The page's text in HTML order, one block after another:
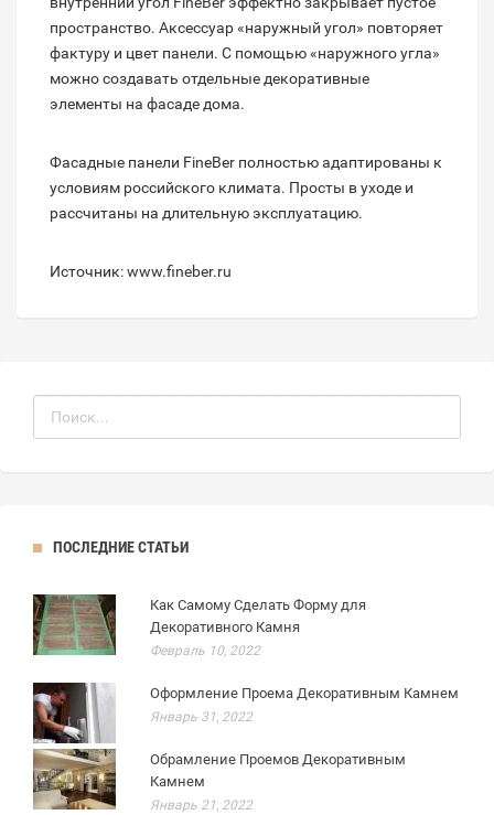
пространство. Аксессуар «наружный угол» повторяет
фактуру и цвет панели. С помощью «наружного угла»
можно создавать отдельные декоративные
элементы на фасаде дома.
Фасадные панели FineBer полностью адаптированы к
условиям российского климата. Просты в уходе и
рассчитаны на длительную эксплуатацию.
Источник: www.fineber.ru
ПОСЛЕДНИЕ СТАТЬИ
Как Самому Сделать Форму для
Декоративного Камня
Февраль 10, 2022
Оформление Проема Декоративным Камнем
Январь 31, 2022
Обрамление Проемов Декоративным
Камнем
Январь 21, 2022